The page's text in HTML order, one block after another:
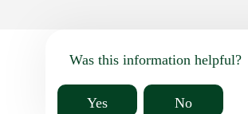
Was this information helpful?
Yes No